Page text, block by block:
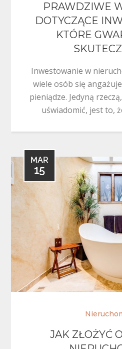
PRAWDZIWE
DOTYCZĄCE
KTÓRE
Inwestowanie w
wiele osób się
pieniądze. Jedyną
uświadomić, jest to,
MAR
15
JAK ZŁOŻYĆ